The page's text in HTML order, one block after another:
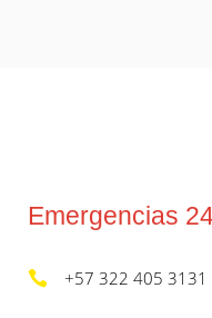
Emergencias
+57 322 405 3131